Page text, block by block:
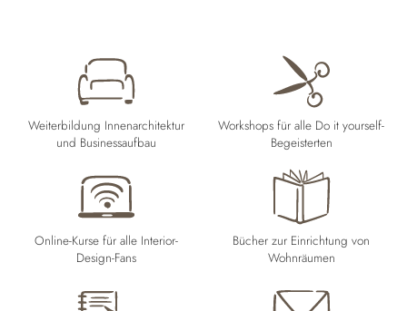
Weiterbildung Innenarchitektur
und Businessaufbau
Workshops für alle Do it yourself-
Begeisterten
Online-Kurse für alle Interior-
Design-Fans
Bücher zur Einrichtung von
Wohnräumen